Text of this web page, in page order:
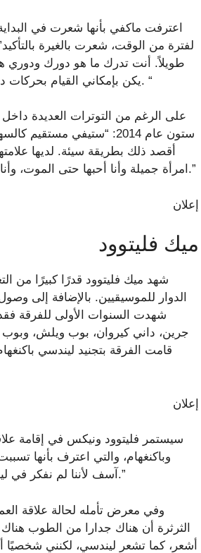
اعترفت ماكفي بأنها شعرت في
طويلاً. أنت تدرك ما هو دورك ودوري
يكن بإمكاني القيام بحركات دائرية بالشيفون أكثر من قدرة ستيفي على عزف موسيقى البلوز على البيانو. “
على الرغم من التوترات العديدة
ستون عام 2014: “ستيفي
أقصد ذلك بطريقة سيئة. لديها
امرأة جميلة وأنا أحبها حتى الموت، وأنا مختلفان، ولا أستطيع ألا أحب المرأة؛ إنها رائعة جدًا في كل قسم على حدة.”
إعلان
ميك فليتوود
شهد ميك فليتوود قدرًا كبيرًا من
الدوار للموسيقيين. بالإضافة إلى
شهدت السنوات الأولى للفرقة
جرين، داني كيروان، بوب ويلش، وبوب
قامت الفرقة بتجنيد ليندسي
إعلان
سيستمر فليتوود ونيكس في إقامة
وباكنغهام، والتي اعترف بأنها
آسف لأننا لم نفكر في ليندسي بما فيه الكفاية”. “كنا نظن أنه بخير، ولكن كان بحاجة إلى الاعتراف به.”
الثرثرة أن هناك جدارا من الطوب
أشعر، كما تشعر ليندسي، لكنني شخصيًا